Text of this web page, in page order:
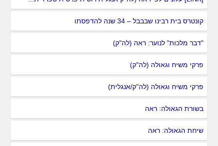
קונטרס בית רבינו שבבבל – 34 שנה להדפסתו
"דבר מלכות" לנוער: ראה (לה"ק)
פרקי משיח וגאולה (לה"ק)
פרקי משיח וגאולה (לה"ק/אנגלית)
בשורת הגאולה: ראה
שיחת הגאולה: ראה